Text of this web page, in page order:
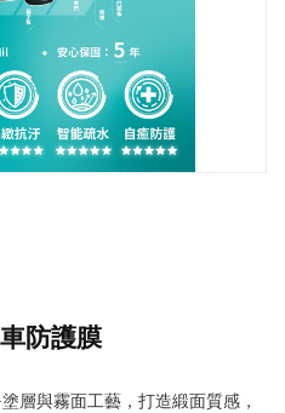
防護膜
層與霧面工藝，打造緞面質感，